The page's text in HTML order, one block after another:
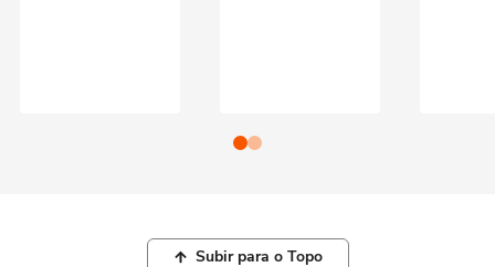
Subir para o Topo